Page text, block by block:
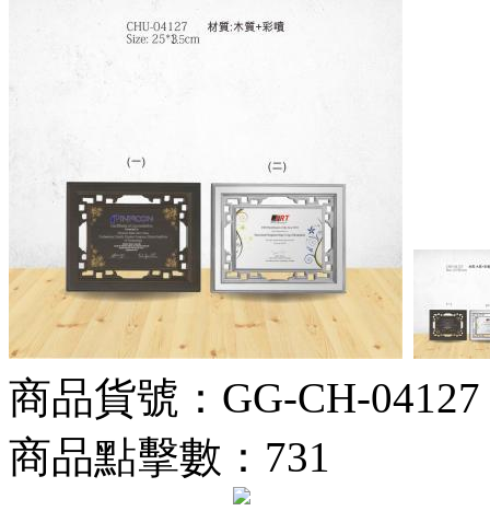
商品貨號：GG-CH-04127
商品點擊數：731